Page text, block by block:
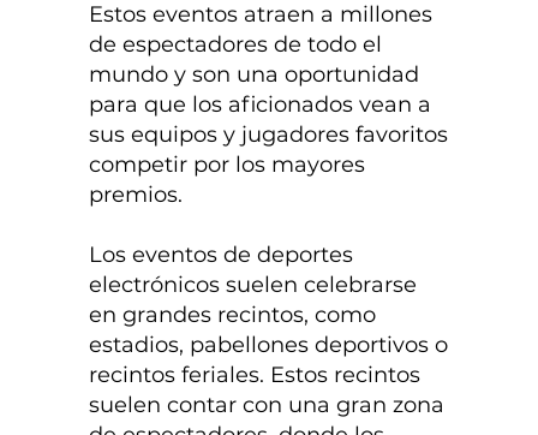
Estos eventos atraen a millones
de espectadores de todo el
mundo y son una oportunidad
para que los aficionados vean a
sus equipos y jugadores favoritos
competir por los mayores
premios.
Los eventos de deportes
electrónicos suelen celebrarse
en grandes recintos, como
estadios, pabellones deportivos o
recintos feriales. Estos recintos
suelen contar con una gran zona